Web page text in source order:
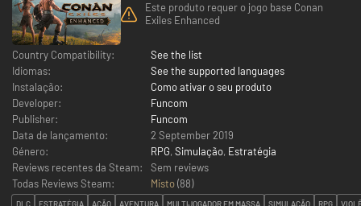
Este produto requer o jogo base Conan
Exiles Enhanced
Country Compatibility:
See the list
Idiomas:
See the supported languages
Instalação:
Como ativar o seu produto
Developer:
Funcom
Publisher:
Funcom
Data de lançamento:
2 September 2019
Género:
RPG, Simulação, Estratégia
Reviews recentes da Steam:
Sem reviews
Todas Reviews Steam:
Misto(88)
DLC ESTRATÉGIA AÇÃO AVENTURA MULTIJOGADOR EM MASSA SIMULAÇÃO RPG